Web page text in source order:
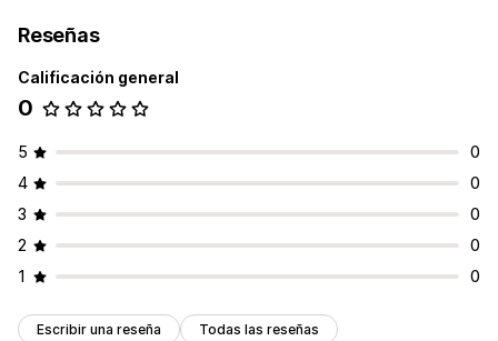
Reseñas
Calificación general
0
5
0
4
0
3
0
2
0
1
0
Escribir una reseña Todas las reseñas